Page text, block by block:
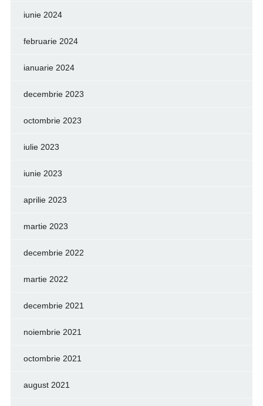
iunie 2024
februarie 2024
ianuarie 2024
decembrie 2023
octombrie 2023
iulie 2023
iunie 2023
aprilie 2023
martie 2023
decembrie 2022
martie 2022
decembrie 2021
noiembrie 2021
octombrie 2021
august 2021